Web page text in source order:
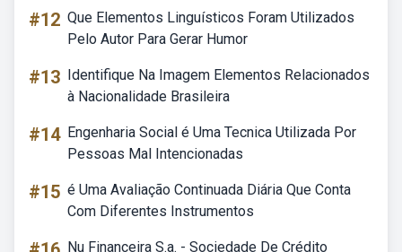
#12 Que Elementos Linguísticos Foram Utilizados
Pelo Autor Para Gerar Humor
#13 Identifique Na Imagem Elementos Relacionados
à Nacionalidade Brasileira
#14 Engenharia Social é Uma Tecnica Utilizada Por
Pessoas Mal Intencionadas
#15 é Uma Avaliação Continuada Diária Que Conta
Com Diferentes Instrumentos
Nu Financeira S.a. - Sociedade De Crédito